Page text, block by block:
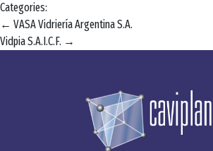
Categories:
Navegación
de
← VASA Vidriería Argentina S.A.
Vidpia S.A.I.C.F. →